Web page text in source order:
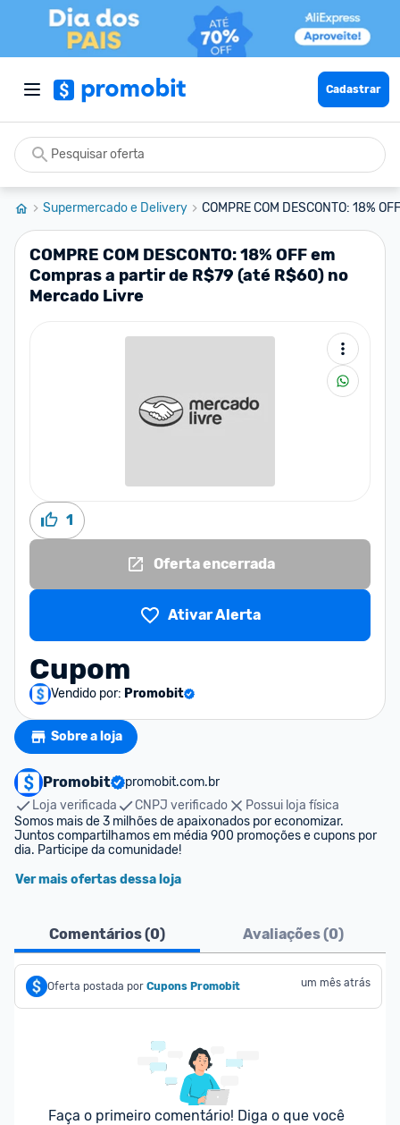
Cadastrar
Supermercado e Delivery COMPRE COM DESCONTO: 18%
COMPRE COM DESCONTO: 18% OFF em
Compras a partir de R$79 (até R$60) no
Mercado Livre
1
Oferta encerrada
Ativar Alerta
Cupom
Vendido por: Promobit
Sobre a loja
Promobit
promobit.com.br
Loja verificada
CNPJ verificado
Possui loja física
Somos mais de 3 milhões de apaixonados por economizar.
Juntos compartilhamos em média 900 promoções e cupons por
dia. Participe da comunidade!
Ver mais ofertas dessa loja
Comentários (0) Avaliações (0)
Oferta postada por Cupons Promobit um mês atrás
Faça o primeiro comentário! Diga o que você